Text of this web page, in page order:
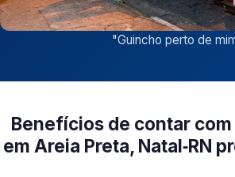
"Guincho perto de
Benefícios de contar
em Areia Preta, Natal‑RN